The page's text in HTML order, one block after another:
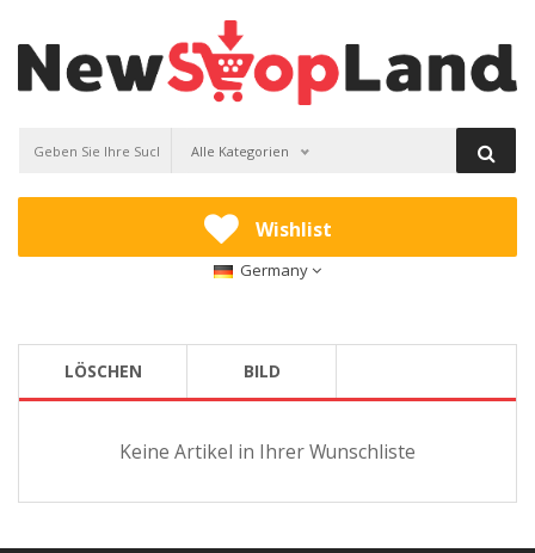
Alle Kategorien
Wishlist
Germany
LÖSCHEN BILD
Keine Artikel in Ihrer Wunschliste